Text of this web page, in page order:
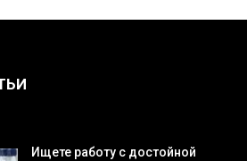
Ищете работу с достойной